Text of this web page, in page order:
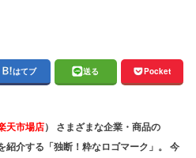
はてブ 送る Pocket
天市場店） さまざまな企業・商品の
紹介する「独断！粋なロゴマーク」。 今